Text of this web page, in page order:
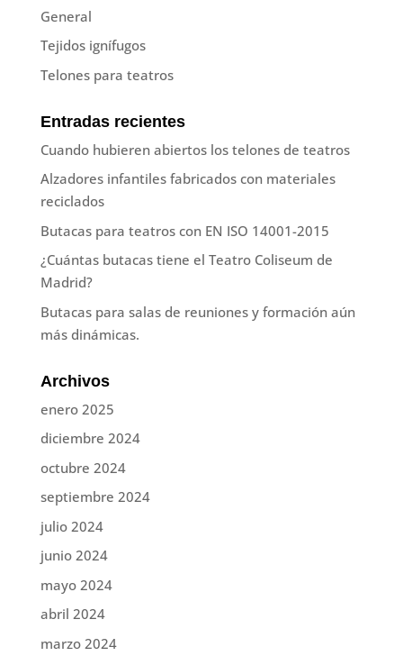
General
Tejidos ignífugos
Telones para teatros
Entradas recientes
Cuando hubieren abiertos los telones de teatros
Alzadores infantiles fabricados con materiales
reciclados
Butacas para teatros con EN ISO 14001-2015
¿Cuántas butacas tiene el Teatro Coliseum de
Madrid?
Butacas para salas de reuniones y formación aún
más dinámicas.
Archivos
enero 2025
diciembre 2024
octubre 2024
septiembre 2024
julio 2024
junio 2024
mayo 2024
abril 2024
marzo 2024